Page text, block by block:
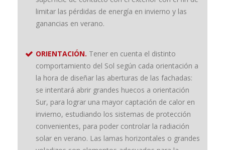
limitar las pérdidas de energía en invierno y las
ganancias en verano.
ORIENTACIÓN. Tener en cuenta el distinto
comportamiento del Sol según cada orientación a
la hora de diseñar las aberturas de las fachadas:
se intentará abrir grandes huecos a orientación
Sur, para lograr una mayor captación de calor en
invierno, estudiando los sistemas de protección
convenientes, para poder controlar la radiación
solar en verano. Las lamas horizontales o grandes